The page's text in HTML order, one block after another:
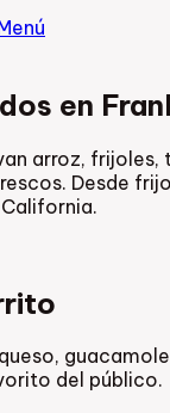
en
arroz, frijoles,
Desde
del público.